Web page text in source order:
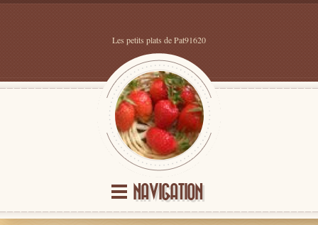
Les petits plats de Pat91620
NAVIGATION